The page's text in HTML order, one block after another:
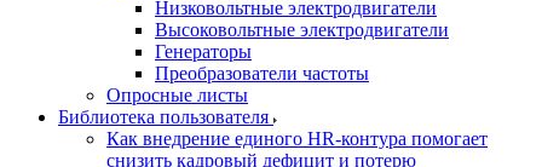
Низковольтные электродвигатели
Высоковольтные электродвигатели
Генераторы
Преобразователи частоты
Опросные листы
Библиотека пользователя
Как внедрение единого HR-контура помогает
снизить кадровый дефицит и потерю